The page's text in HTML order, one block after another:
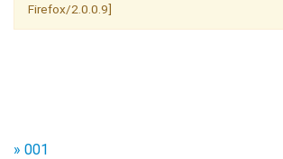
Firefox/2.0.0.9]
» 001